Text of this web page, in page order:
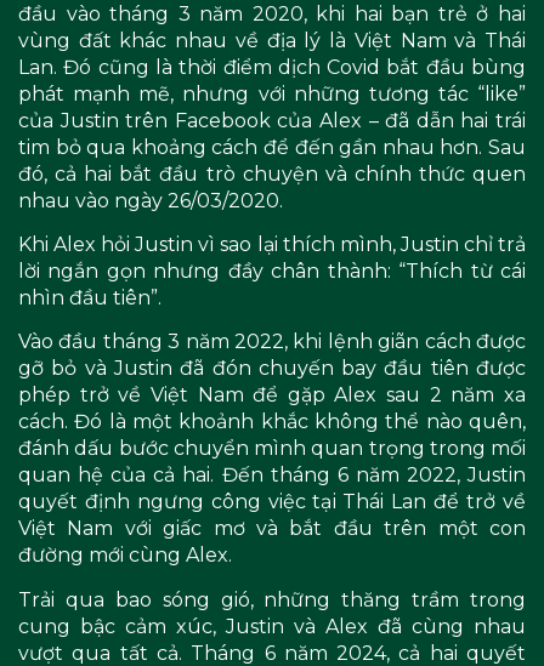
đầu vào tháng 3 năm 2020, khi hai bạn trẻ ở hai
vùng đất khác nhau về địa lý là Việt Nam và Thái
Lan. Đó cũng là thời điểm dịch Covid bắt đầu bùng
phát mạnh mẽ, nhưng với những tương tác “like”
của Justin trên Facebook của Alex – đã dẫn hai trái
tim bỏ qua khoảng cách để đến gần nhau hơn. Sau
đó, cả hai bắt đầu trò chuyện và chính thức quen
nhau vào ngày 26/03/2020.
Khi Alex hỏi Justin vì sao lại thích mình, Justin chỉ trả
lời ngắn gọn nhưng đầy chân thành: “Thích từ cái
nhìn đầu tiên”.
Vào đầu tháng 3 năm 2022, khi lệnh giãn cách được
gỡ bỏ và Justin đã đón chuyến bay đầu tiên được
phép trở về Việt Nam để gặp Alex sau 2 năm xa
cách. Đó là một khoảnh khắc không thể nào quên,
đánh dấu bước chuyển mình quan trọng trong mối
quan hệ của cả hai. Đến tháng 6 năm 2022, Justin
quyết định ngưng công việc tại Thái Lan để trở về
Việt Nam với giấc mơ và bắt đầu trên một con
đường mới cùng Alex.
Trải qua bao sóng gió, những thăng trầm trong
cung bậc cảm xúc, Justin và Alex đã cùng nhau
vượt qua tất cả. Tháng 6 năm 2024, cả hai quyết